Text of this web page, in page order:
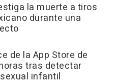
la muerte a tiros
durante una
de la App Store de
tras detectar
infantil